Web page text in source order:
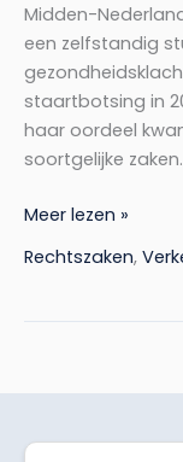
Midden-
een zelfstandig
staartbotsing in
haar oordeel
soortgelijke zaken.
Meer lezen »
Rechtszaken,